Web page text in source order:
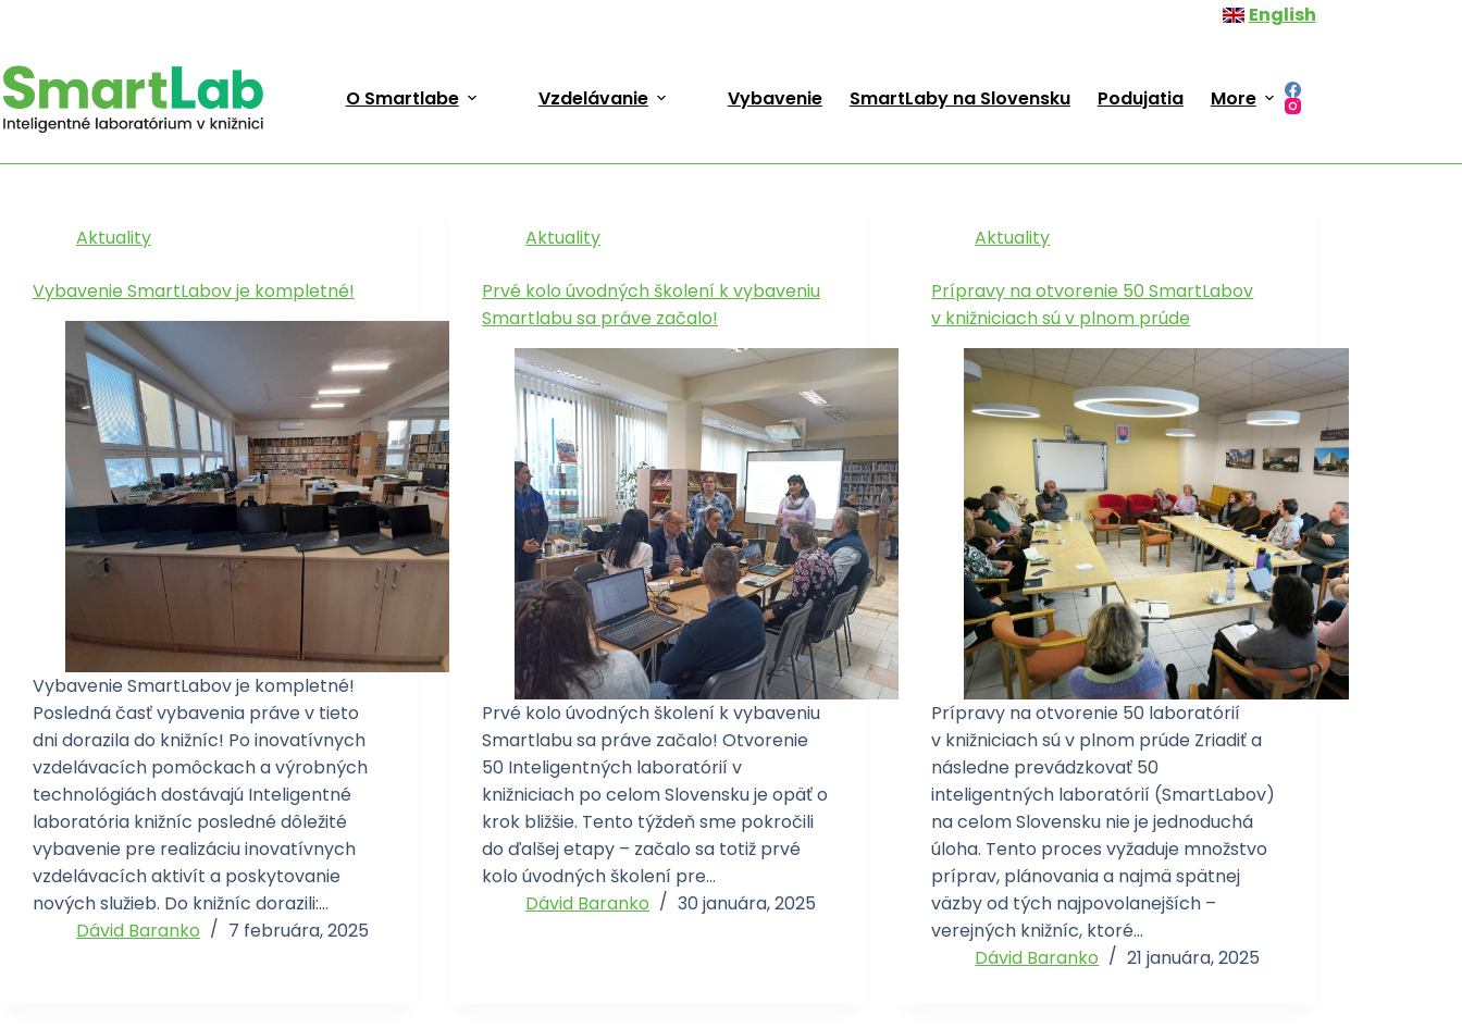
content
English
O Smartlabe Vzdelávanie Vybavenie SmartLaby na Slovensku Podujatia
More
KategóriaAktuality
Aktuality
Vybavenie SmartLabov je kompletné!
Vybavenie SmartLabov je kompletné!
Posledná časť vybavenia práve v tieto
dni dorazila do knižníc! Po inovatívnych
vzdelávacích pomôckach a výrobných
technológiách dostávajú Inteligentné
laboratória knižníc posledné dôležité
vybavenie pre realizáciu inovatívnych
vzdelávacích aktivít a poskytovanie
nových služieb. Do knižníc dorazili:…
Dávid Baranko
7 februára, 2025
Aktuality
Prvé kolo úvodných školení k vybaveniu
Smartlabu sa práve začalo!
Prvé kolo úvodných školení k vybaveniu
Smartlabu sa práve začalo! Otvorenie
50 Inteligentných laboratórií v
knižniciach po celom Slovensku je opäť o
krok bližšie. Tento týždeň sme pokročili
do ďalšej etapy – začalo sa totiž prvé
kolo úvodných školení pre…
Dávid Baranko
30 januára, 2025
Aktuality
Prípravy na otvorenie 50 SmartLabov
v knižniciach sú v plnom prúde
Prípravy na otvorenie 50 laboratórií
v knižniciach sú v plnom prúde Zriadiť a
následne prevádzkovať 50
inteligentných laboratórií (SmartLabov)
na celom Slovensku nie je jednoduchá
úloha. Tento proces vyžaduje množstvo
príprav, plánovania a najmä spätnej
väzby od tých najpovolanejších –
verejných knižníc, ktoré…
Dávid Baranko
21 januára, 2025